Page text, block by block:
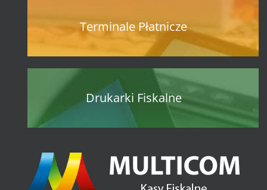
Terminale Płatnicze
Drukarki Fiskalne